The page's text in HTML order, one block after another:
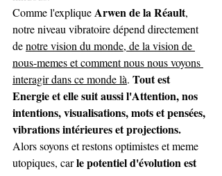
Comme l'explique Arwen de la Réault,
notre niveau vibratoire dépend directement
de notre vision du monde, de la vision de
nous-memes et comment nous nous voyons
interagir dans ce monde là. Tout est
Energie et elle suit aussi l'Attention, nos
intentions, visualisations, mots et pensées,
vibrations intérieures et projections.
Alors soyons et restons optimistes et meme
utopiques, car le potentiel d'évolution est